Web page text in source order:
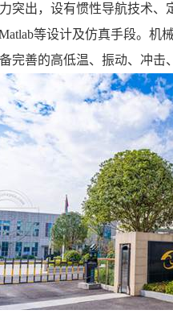
突出，设有惯性导航技术
等设计及仿真手段。机
完善的高低温、振动、冲击